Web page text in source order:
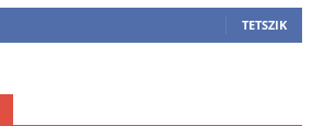
TETSZIK